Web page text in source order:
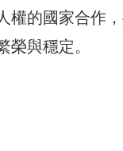
權的國家合作
與穩定。